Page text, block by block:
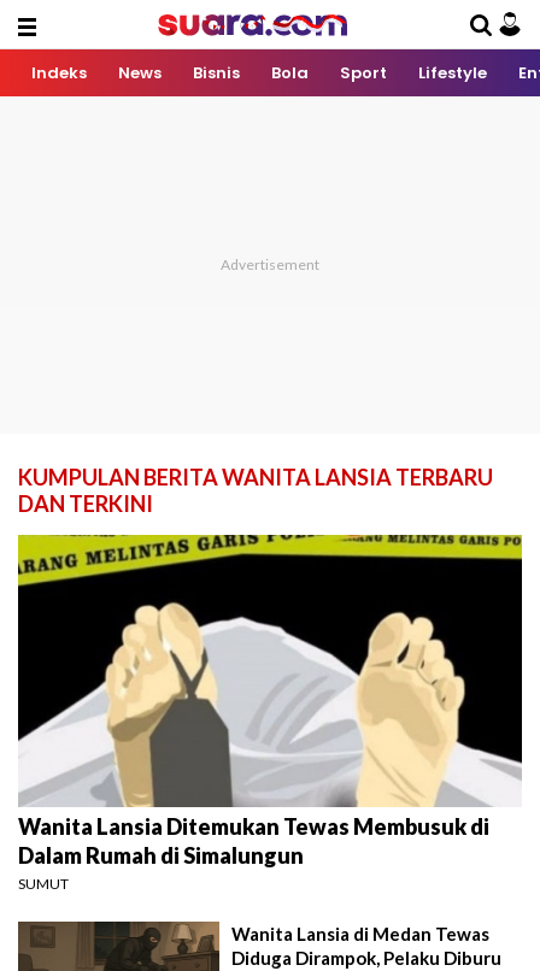
Indeks News Bisnis Bola Sport Lifestyle
KUMPULAN BERITA WANITA LANSIA TERBARU
DAN TERKINI
Wanita Lansia Ditemukan Tewas Membusuk di
Dalam Rumah di Simalungun
SUMUT
Wanita Lansia di Medan Tewas
Diduga Dirampok, Pelaku Diburu